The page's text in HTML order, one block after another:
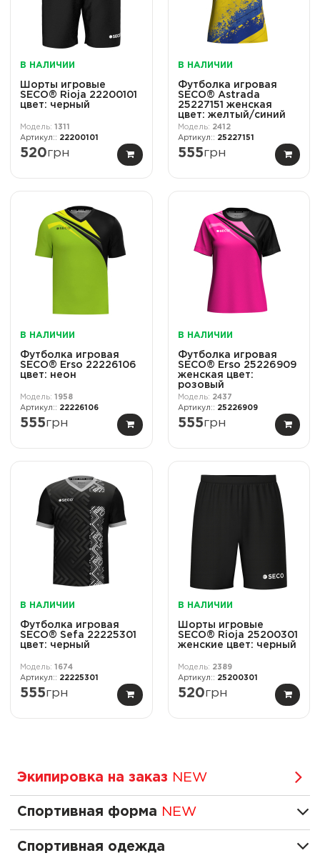
В НАЛИЧИИ
Шорты игровые
SECO® Rioja 22200101
цвет: черный
1311
22200101
520грн
В НАЛИЧИИ
Футболка игровая
SECO® Astrada
25227151 женская
цвет: желтый/синий
2412
25227151
555грн
В НАЛИЧИИ
Футболка игровая
SECO® Erso 22226106
цвет: неон
1958
22226106
555грн
В НАЛИЧИИ
Футболка игровая
SECO® Erso 25226909
женская цвет:
розовый
2437
25226909
555грн
В НАЛИЧИИ
Футболка игровая
SECO® Sefa 22225301
цвет: черный
1674
22225301
555грн
В НАЛИЧИИ
Шорты игровые
SECO® Rioja 25200301
женские цвет: черный
2389
25200301
520грн
Экипировка на заказ NEW
Спортивная форма NEW
Спортивная одежда